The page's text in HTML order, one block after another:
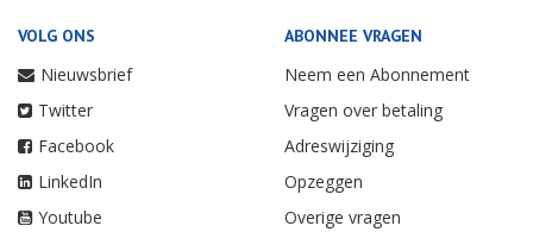
VOLG ONS
Nieuwsbrief
Twitter
Facebook
LinkedIn
Youtube
ABONNEE VRAGEN
Neem een Abonnement
Vragen over betaling
Adreswijziging
Opzeggen
Overige vragen